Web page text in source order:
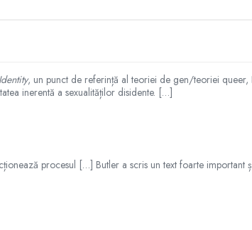
, un punct de referință al teoriei de gen/teoriei queer,
inerentă a sexualităților disidente. […]
procesul […] Butler a scris un text foarte important